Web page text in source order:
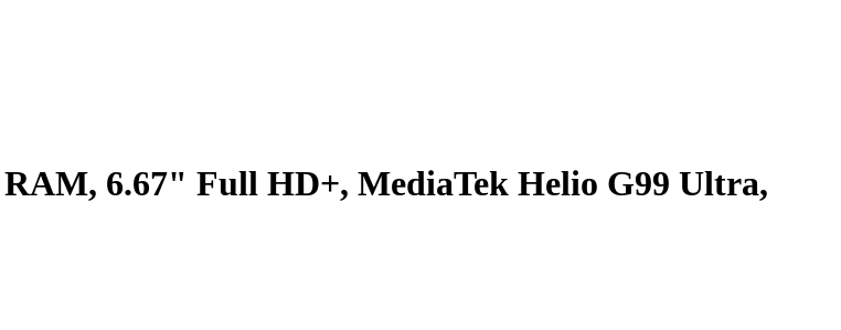
6.67" Full HD+, MediaTek Helio G99 Ultra,